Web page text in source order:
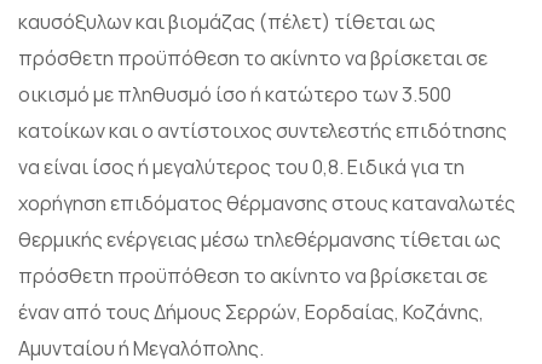
καυσόξυλων και βιομάζας (πέλετ) τίθεται ως
πρόσθετη προϋπόθεση το ακίνητο να βρίσκεται σε
οικισμό με πληθυσμό ίσο ή κατώτερο των 3.500
κατοίκων και ο αντίστοιχος συντελεστής επιδότησης
να είναι ίσος ή μεγαλύτερος του 0,8. Ειδικά για τη
χορήγηση επιδόματος θέρμανσης στους καταναλωτές
θερμικής ενέργειας μέσω τηλεθέρμανσης τίθεται ως
πρόσθετη προϋπόθεση το ακίνητο να βρίσκεται σε
έναν από τους Δήμους Σερρών, Εορδαίας, Κοζάνης,
Αμυνταίου ή Μεγαλόπολης.